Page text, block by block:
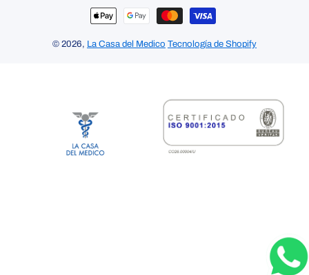
Formas de pago
© 2026, La Casa del Medico Tecnología de Shopify